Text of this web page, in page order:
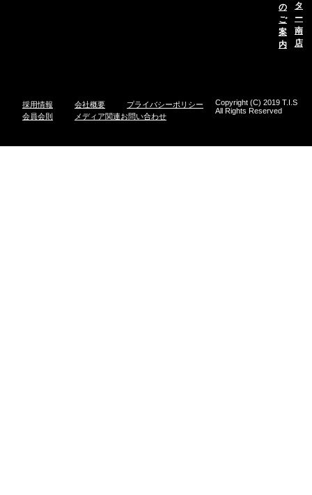
の
ご
案
内
タ
ー
南
店
採用情報 会社概要
プライバシーポリシー
会員会則
メディア関連お問い合わせ
Copyright (C) 2019 T.I.S
All Rights Reserved